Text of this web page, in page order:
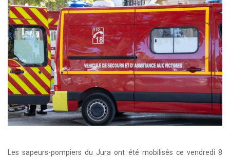
Les sapeurs-pompiers du Jura ont été mobilisés ce vendredi 8